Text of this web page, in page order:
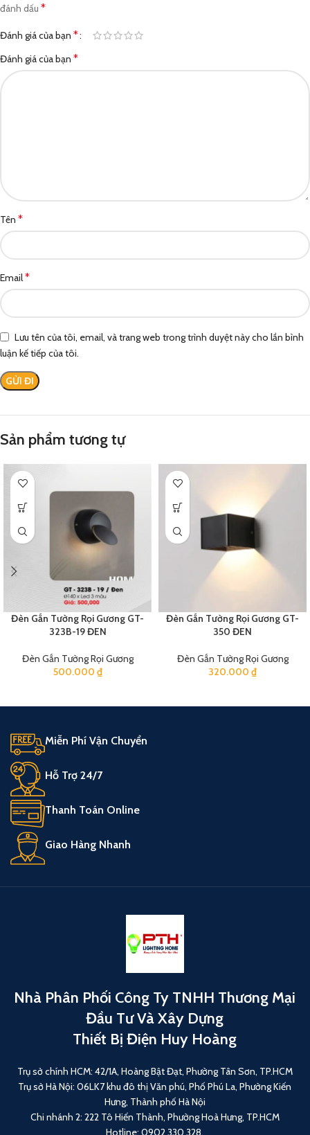
đánh dấu *
Đánh giá của bạn *
Đánh giá của bạn *
Tên *
Email*
Lưu tên của tôi, email, và trang web trong trình duyệt này cho lần bình
luận kế tiếp của tôi.
Sản phẩm tương tự
Đèn Gắn Tường Rọi Gương GT-
323B-19 ĐEN
Đèn Gắn Tường Rọi Gương
500.000 ₫
Đèn Gắn Tường Rọi Gương GT-
350 ĐEN
Đèn Gắn Tường Rọi Gương
320.000 ₫
Miễn Phí Vận Chuyển
Hỗ Trợ 24/7
Thanh Toán Online
Giao Hàng Nhanh
Nhà Phân Phối Công Ty TNHH Thương Mại
Đầu Tư Và Xây Dựng
Thiết Bị Điện Huy Hoàng
Trụ sở chính HCM: 42/1A, Hoàng Bật Đạt, Phường Tân Sơn, TP.HCM
Trụ sở Hà Nội: 06LK7 khu đô thị Văn phú, Phố Phú La, Phường Kiến
Hưng, Thành phố Hà Nội
Chi nhánh 2: 222 Tô Hiến Thành, Phường Hoà Hưng, TP.HCM
Hotline: 0902 330 328.